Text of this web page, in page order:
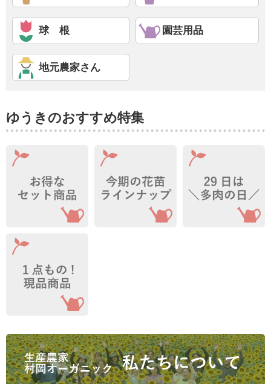
球 根 園芸用品
地元農家さん
ゆうきのおすすめ特集